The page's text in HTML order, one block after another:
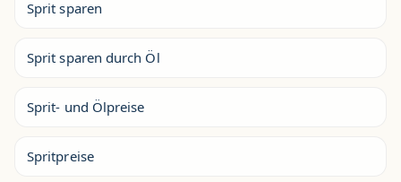
Sprit sparen
Sprit sparen durch Öl
Sprit- und Ölpreise
Spritpreise